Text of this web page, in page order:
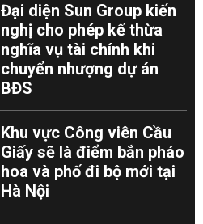
Đại diện Sun Group kiến
nghị cho phép kế thừa
nghĩa vụ tài chính khi
chuyển nhượng dự án
BĐS
Khu vực Công viên Cầu
Giấy sẽ là điểm bắn pháo
hoa và phố đi bộ mới tại
Hà Nội